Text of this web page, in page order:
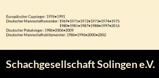
Inhalt
springen
Schachgesellschaft Solingen e.V.